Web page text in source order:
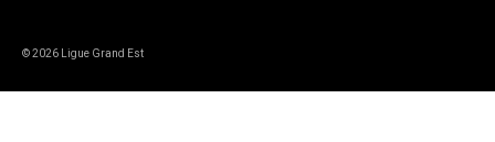
© 2026 Ligue Grand Est